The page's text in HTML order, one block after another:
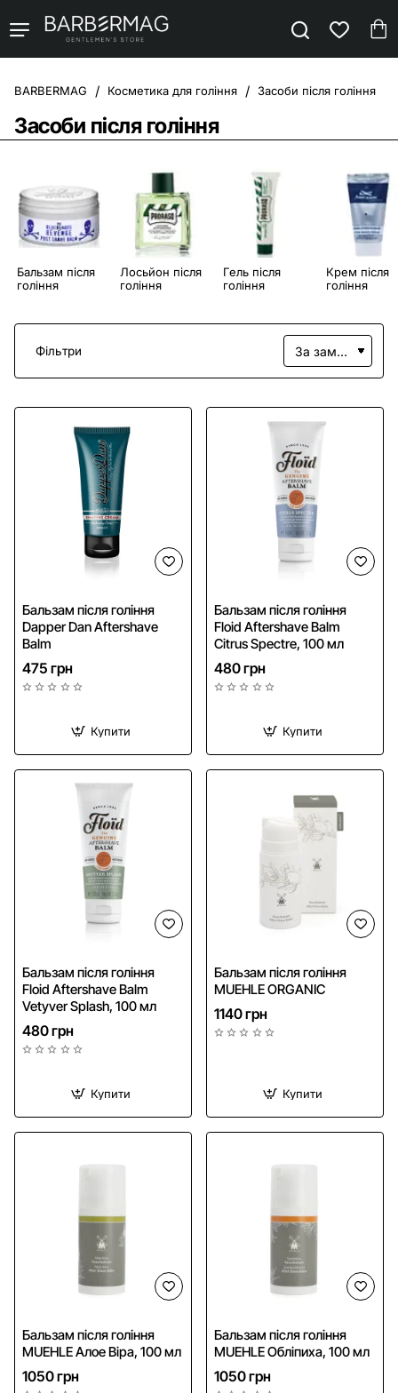
Засоби після гоління
Косметика для гоління Засоби після гоління
Бальзам після
гоління
Лосьйон після
гоління
Гель після
гоління
Крем після
гоління
Фільтри
Бальзам після гоління
Dapper Dan Aftershave
Balm
475 грн
Купити
Бальзам після гоління
Floid Aftershave Balm
Citrus Spectre, 100 мл
480 грн
Купити
Бальзам після гоління
Floid Aftershave Balm
Vetyver Splash, 100 мл
480 грн
Купити
Бальзам після гоління
MUEHLE ORGANIC
1140 грн
Купити
Бальзам після гоління
MUEHLE Алое Віра, 100 мл
1050 грн
Бальзам після гоління
MUEHLE Обліпиха, 100 мл
1050 грн